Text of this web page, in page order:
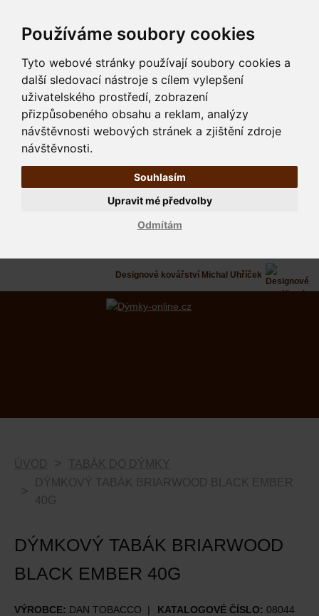
Používáme soubory cookies
Tyto webové stránky používají soubory cookies a
další sledovací nástroje s cílem vylepšení
uživatelského prostředí, zobrazení
přizpůsobeného obsahu a reklam, analýzy
návštěvnosti webových stránek a zjištění zdroje
návštěvnosti.
Souhlasím
Odmítám
Upravit mé předvolby
Designové kovářství Michal Uhříček
ÚVOD
TABÁK DO DÝMKY
DÝMKOVÝ TABÁK BRIARWOOD BLACK EMBER
40G
DÝMKOVÝ TABÁK BRIARWOOD
BLACK EMBER 40G
VÝROBCE: DAN TOBACCO KATALOGOVÉ ČÍSLO: 08044